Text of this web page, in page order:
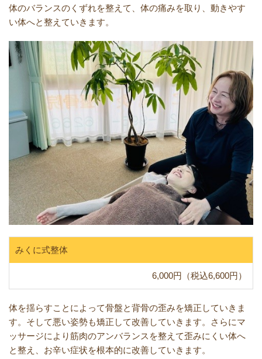
体のバランスのくずれを整えて、体の痛みを取り、動きやす
い体へと整えていきます。
みくに式整体
6,000円（税込6,600円）
体を揺らすことによって骨盤と背骨の歪みを矯正していきま
す。そして悪い姿勢も矯正して改善していきます。さらにマ
ッサージにより筋肉のアンバランスを整えて歪みにくい体へ
と整え、お辛い症状を根本的に改善していきます。